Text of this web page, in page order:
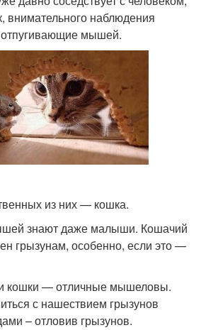
внимательного наблюдения
мышей.
из них — кошка.
знают даже малыши. Кошачий
грызунам, особенно, если это —
кошки — отличные мышеловы.
с нашествием грызунов
– отловив грызунов.